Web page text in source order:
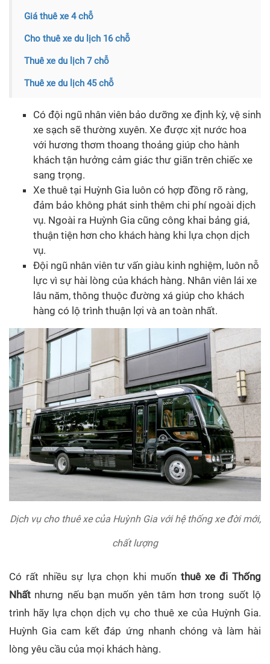
Giá thuê xe 4 chỗ
Cho thuê xe du lịch 16 chỗ
Thuê xe du lịch 7 chỗ
Thuê xe du lịch 45 chỗ
Có đội ngũ nhân viên bảo dưỡng xe định kỳ, vệ sinh
xe sạch sẽ thường xuyên. Xe được xịt nước hoa
với hương thơm thoang thoảng giúp cho hành
khách tận hưởng cảm giác thư giãn trên chiếc xe
sang trọng.
Xe thuê tại Huỳnh Gia luôn có hợp đồng rõ ràng,
đảm bảo không phát sinh thêm chi phí ngoài dịch
vụ. Ngoài ra Huỳnh Gia cũng công khai bảng giá,
thuận tiện hơn cho khách hàng khi lựa chọn dịch
vụ.
Đội ngũ nhân viên tư vấn giàu kinh nghiệm, luôn nỗ
lực vì sự hài lòng của khách hàng. Nhân viên lái xe
lâu năm, thông thuộc đường xá giúp cho khách
hàng có lộ trình thuận lợi và an toàn nhất.
Dịch vụ cho thuê xe của Huỳnh Gia với hệ thống xe đời mới,
chất lượng
Có rất nhiều sự lựa chọn khi muốn thuê xe đi Thống
Nhất nhưng nếu bạn muốn yên tâm hơn trong suốt lộ
trình hãy lựa chọn dịch vụ cho thuê xe của Huỳnh Gia.
Huỳnh Gia cam kết đáp ứng nhanh chóng và làm hài
lòng yêu cầu của mọi khách hàng.